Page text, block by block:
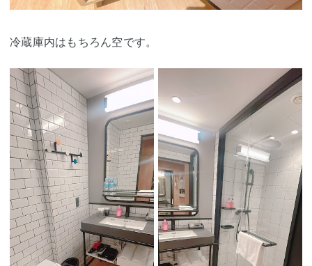
冷蔵庫内はもちろん空です。